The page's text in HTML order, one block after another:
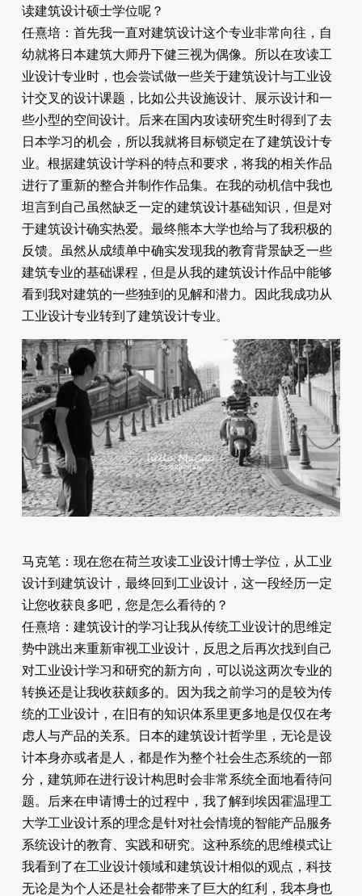
读建筑设计硕士学位呢？
任熹培：首先我一直对建筑设计这个专业非常向往，自
幼就将日本建筑大师丹下健三视为偶像。所以在攻读工
业设计专业时，也会尝试做一些关于建筑设计与工业设
计交叉的设计课题，比如公共设施设计、展示设计和一
些小型的空间设计。后来在国内攻读研究生时得到了去
日本学习的机会，所以我就将目标锁定在了建筑设计专
业。根据建筑设计学科的特点和要求，将我的相关作品
进行了重新的整合并制作作品集。在我的动机信中我也
坦言到自己虽然缺乏一定的建筑设计基础知识，但是对
于建筑设计确实热爱。最终熊本大学也给与了我积极的
反馈。虽然从成绩单中确实发现我的教育背景缺乏一些
建筑专业的基础课程，但是从我的建筑设计作品中能够
看到我对建筑的一些独到的见解和潜力。因此我成功从
工业设计专业转到了建筑设计专业。
马克笔：现在您在荷兰攻读工业设计博士学位，从工业
设计到建筑设计，最终回到工业设计，这一段经历一定
让您收获良多吧，您是怎么看待的？
任熹培：建筑设计的学习让我从传统工业设计的思维定
势中跳出来重新审视工业设计，反思之后再次找到自己
对工业设计学习和研究的新方向，可以说这两次专业的
转换还是让我收获颇多的。因为我之前学习的是较为传
统的工业设计，在旧有的知识体系里更多地是仅仅在考
虑人与产品的关系。日本的建筑设计哲学里，无论是设
计本身亦或者是人，都是作为整个社会生态系统的一部
分，建筑师在进行设计构思时会非常系统全面地看待问
题。后来在申请博士的过程中，我了解到埃因霍温理工
大学工业设计系的理念是针对社会情境的智能产品服务
系统设计的教育、实践和研究。这种系统的思维模式让
我看到了在工业设计领域和建筑设计相似的观点，科技
无论是为个人还是社会都带来了巨大的红利，我本身也